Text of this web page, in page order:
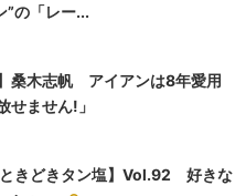
の「レー...
桑木志帆 アイアンは8年愛用
せません!」
ときどきタン塩】Vol.92 好きな